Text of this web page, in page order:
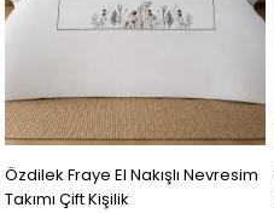
Özdilek Fraye El Nakışlı Nevresim
Takımı Çift Kişilik